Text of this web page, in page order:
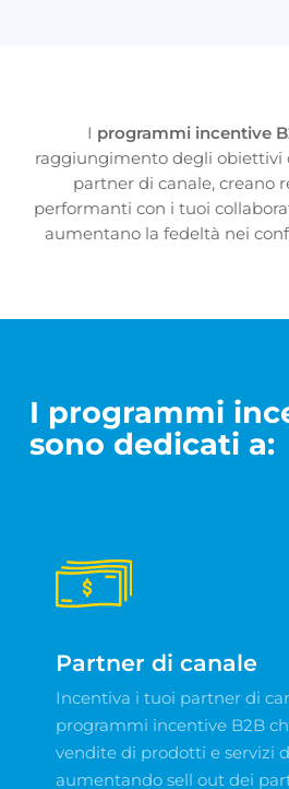
I programmi incentive
raggiungimento degli obiettivi
partner di canale, creano
performanti con i tuoi
aumentano la fedeltà nei
I programmi
sono dedicati a:
Partner di canale
Incentiva i tuoi partner di
programmi incentive B2B
vendite di prodotti e servizi
aumentando sell out dei